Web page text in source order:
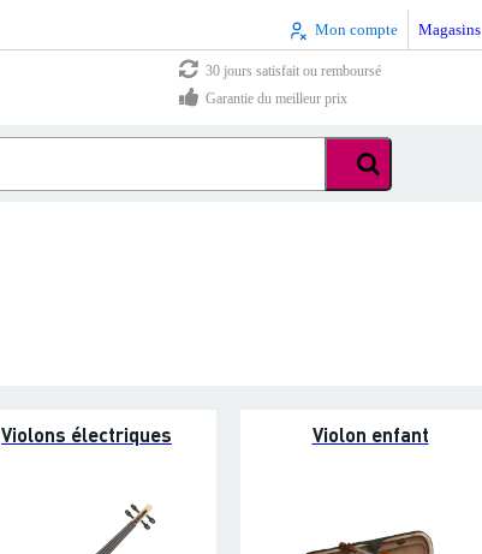
Mon compte Magasins
30 jours satisfait ou remboursé
Garantie du meilleur prix
Violons électriques Violon enfant